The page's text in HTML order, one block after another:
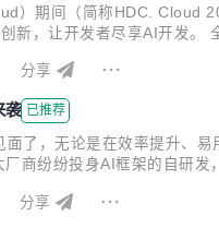
）期间（简称HDC. Cloud
新，让开发者尽享AI开发
分享
袭 已推荐
了，无论是在效率提升、
商纷纷投身AI框架的自研
分享